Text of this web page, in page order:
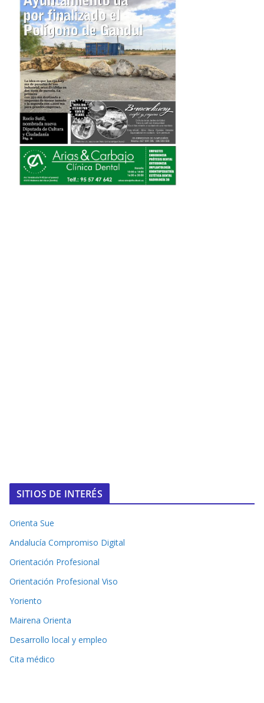
SITIOS DE INTERÉS
Orienta Sue
Andalucía Compromiso Digital
Orientación Profesional
Orientación Profesional Viso
Yoriento
Mairena Orienta
Desarrollo local y empleo
Cita médico